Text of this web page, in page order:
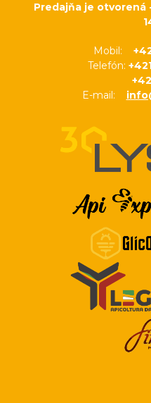
Predajňa je otvorená
Mobil:
Telefón:
+421
E-mail: